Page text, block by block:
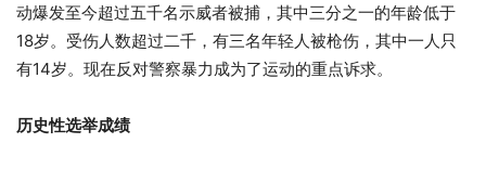
动爆发至今超过五千名示威者被捕，其中三分之一的年龄低于
18岁。受伤人数超过二千，有三名年轻人被枪伤，其中一人只
有14岁。现在反对警察暴力成为了运动的重点诉求。
历史性选举成绩